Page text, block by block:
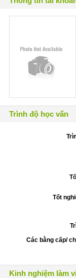
Trình độ học vấn
Tốt
Các bằng cấp/
Kinh nghiệm làm